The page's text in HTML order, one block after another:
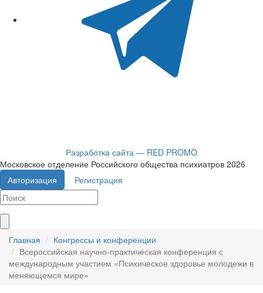
Разработка сайта — RED PROMO
Московское отделение Российского общества психиатров 2026
Авторизация
Регистрация
Главная
Конгрессы и конференции
Всероссийская научно-практическая конференция с
международным участием «Психическое здоровье молодежи в
меняющемся мире»